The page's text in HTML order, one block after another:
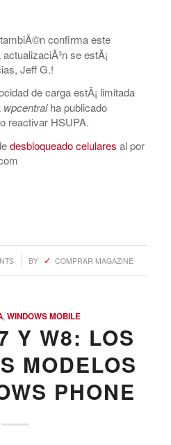
confirma este
se estÃ¡
Jeff G.!
de carga estÃ¡ limitada
wpcentralha publicado
reactivar HSUPA.
desbloqueado celulares al por
BY COMPRAR MAGAZINE
,WINDOWS MOBILE
Y W8: LOS
MODELOS
PHONE